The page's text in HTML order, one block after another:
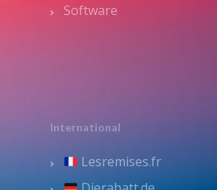
Software
International
Lesremises.fr